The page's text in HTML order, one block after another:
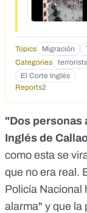
Topics Migración
Categories
El Corte Inglés
Reports2
"Dos personas
Inglés de
como esta se
que no era real.
Policía Nacional
alarma" y que la